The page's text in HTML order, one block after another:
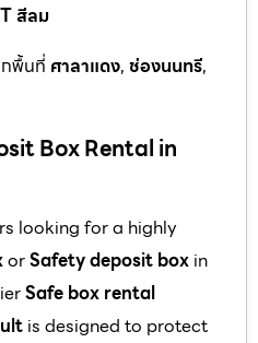
สีลม
กพื้นที่ ศาลาแดง, ช่องนนทรี,
Box Rental in
looking for a highly
orSafety deposit box in
Safe box rental
is designed to protect